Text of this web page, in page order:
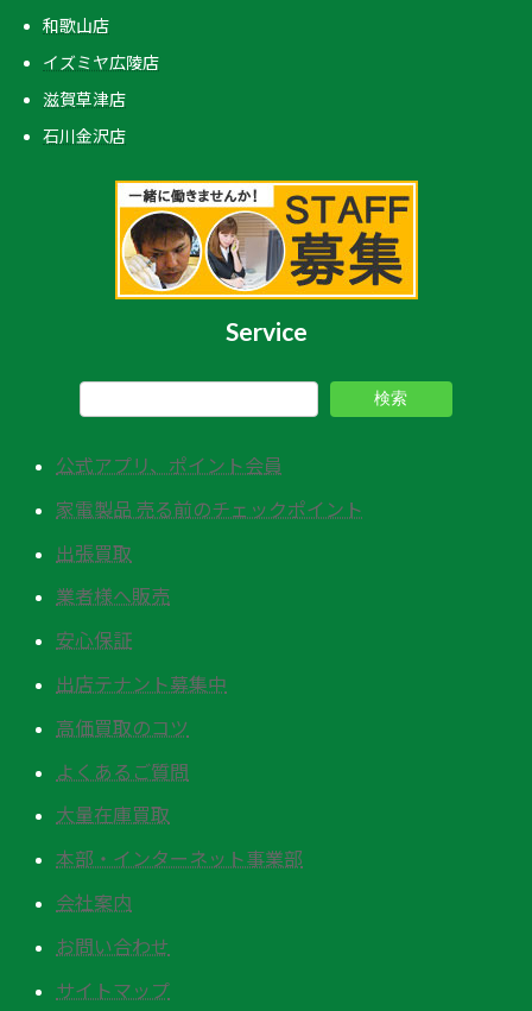
和歌山店
イズミヤ広陵店
滋賀草津店
石川金沢店
Service
検索
公式アプリ、ポイント会員
家電製品 売る前のチェックポイント
出張買取
業者様へ販売
安心保証
出店テナント募集中
高価買取のコツ
よくあるご質問
大量在庫買取
本部・インターネット事業部
会社案内
お問い合わせ
サイトマップ